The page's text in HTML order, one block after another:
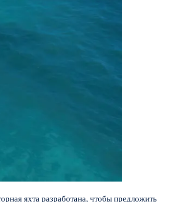
яхта разработана, чтобы предложить